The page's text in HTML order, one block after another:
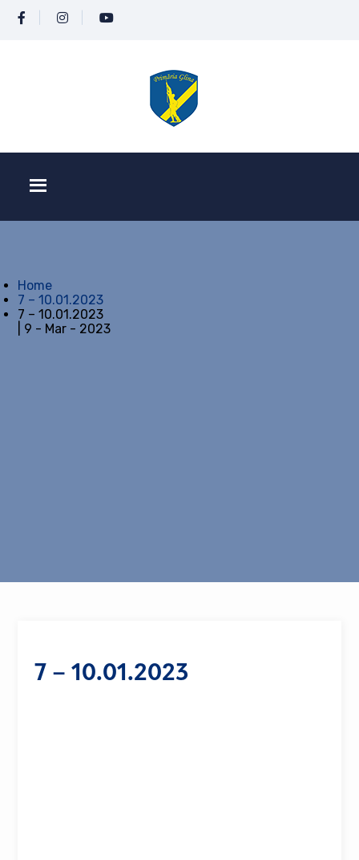
Home
7 – 10.01.2023
7 – 10.01.2023
| 9 - Mar - 2023
7 – 10.01.2023